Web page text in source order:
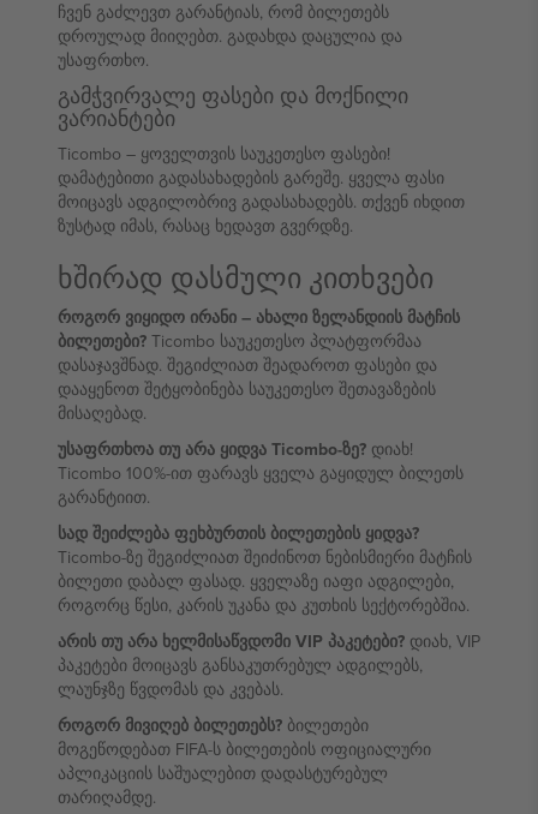
ჩვენ გაძლევთ გარანტიას, რომ ბილეთებს
დროულად მიიღებთ. გადახდა დაცულია და
უსაფრთხო.
გამჭვირვალე ფასები და მოქნილი
ვარიანტები
Ticombo – ყოველთვის საუკეთესო ფასები!
დამატებითი გადასახადების გარეშე. ყველა ფასი
მოიცავს ადგილობრივ გადასახადებს. თქვენ იხდით
ზუსტად იმას, რასაც ხედავთ გვერდზე.
ხშირად დასმული კითხვები
როგორ ვიყიდო ირანი – ახალი ზელანდიის მატჩის
ბილეთები? Ticombo საუკეთესო პლატფორმაა
დასაჯავშნად. შეგიძლიათ შეადაროთ ფასები და
დააყენოთ შეტყობინება საუკეთესო შეთავაზების
მისაღებად.
უსაფრთხოა თუ არა ყიდვა Ticombo-ზე? დიახ!
Ticombo 100%-ით ფარავს ყველა გაყიდულ ბილეთს
გარანტიით.
სად შეიძლება ფეხბურთის ბილეთების ყიდვა?
Ticombo-ზე შეგიძლიათ შეიძინოთ ნებისმიერი მატჩის
ბილეთი დაბალ ფასად. ყველაზე იაფი ადგილები,
როგორც წესი, კარის უკანა და კუთხის სექტორებშია.
არის თუ არა ხელმისაწვდომი VIP პაკეტები? დიახ, VIP
პაკეტები მოიცავს განსაკუთრებულ ადგილებს,
ლაუნჯზე წვდომას და კვებას.
როგორ მივიღებ ბილეთებს? ბილეთები
მოგეწოდებათ FIFA-ს ბილეთების ოფიციალური
აპლიკაციის საშუალებით დადასტურებულ
თარიღამდე.